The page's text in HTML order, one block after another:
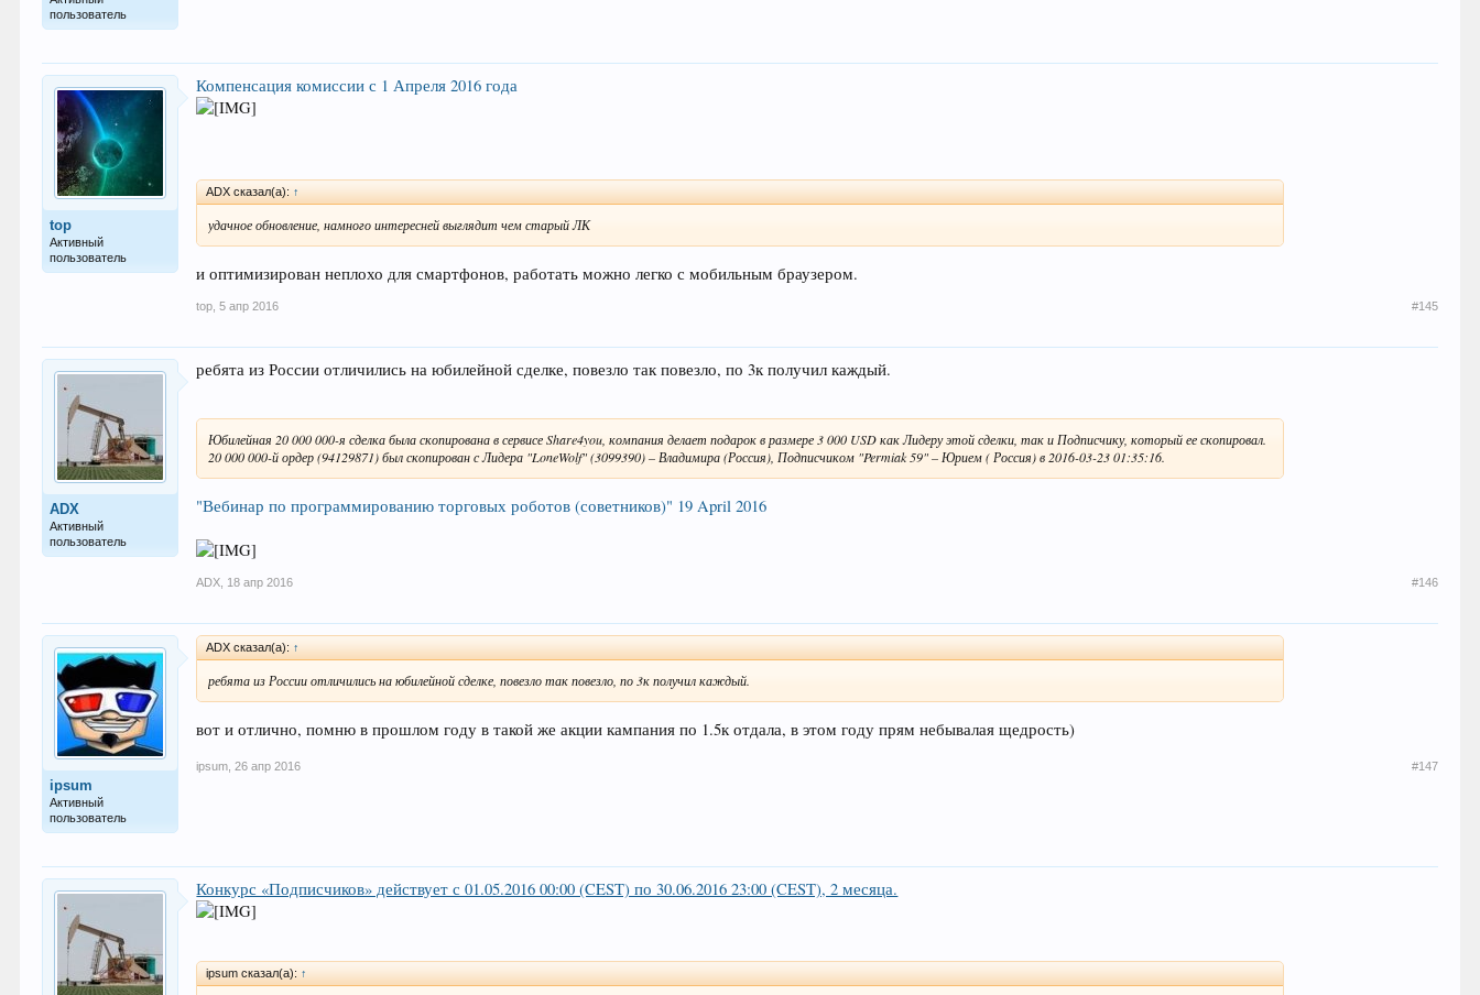
пользователь
top
Активный
пользователь
Компенсация комиссии с 1 Апреля 2016 года
ADX сказал(а): ↑
удачное обновление, намного интересней выглядит чем старый ЛК
и оптимизирован неплохо для смартфонов, работать можно легко с мобильным браузером.
top 5 апр 2016 #145
ADX
Активный
пользователь
ребята из России отличились на юбилейной сделке, повезло так повезло, по 3к получил каждый.
Юбилейная 20 000 000-я сделка была скопирована в сервисе Share4you, компания делает подарок в размере 3 000 USD как Лидеру этой сделки, так и Подписчику, который ее скопировал.
20 000 000-й ордер (94129871) был скопирован с Лидера "LoneWolf" (3099390) – Владимира (Россия), Подписчиком "Permiak 59" – Юрием ( Россия) в 2016-03-23 01:35:16.
"Вебинар по программированию торговых роботов (советников)" 19 April 2016
ADX 18 апр 2016 #146
ipsum
Активный
пользователь
ADX сказал(а): ↑
ребята из России отличились на юбилейной сделке, повезло так повезло, по 3к получил каждый.
вот и отлично, помню в прошлом году в такой же акции кампания по 1.5к отдала, в этом году прям небывалая щедрость)
ipsum 26 апр 2016 #147
Конкурс «Подписчиков» действует с 01.05.2016 00:00 (CEST) по 30.06.2016 23:00 (CEST), 2 месяца.
ipsum сказал(а): ↑